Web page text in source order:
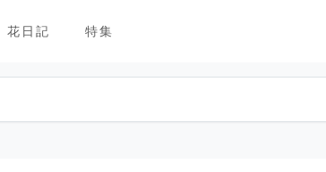
花日記 特集